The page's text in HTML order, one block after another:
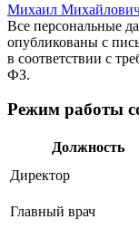
Михаил
Все персональные
опубликованы с
в соответствии с
ФЗ.
Режим работы
Должность
Директор
Главный врач